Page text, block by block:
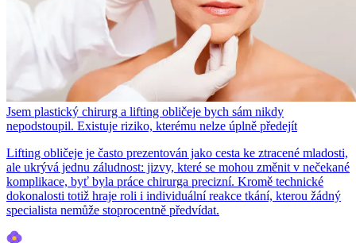
Jsem plastický chirurg a lifting obličeje bych sám nikdy
nepodstoupil. Existuje riziko, kterému nelze úplně předejít
Lifting obličeje je často prezentován jako cesta ke ztracené mladosti,
ale ukrývá jednu záludnost: jizvy, které se mohou změnit v nečekané
komplikace, byť byla práce chirurga precizní. Kromě technické
dokonalosti totiž hraje roli i individuální reakce tkání, kterou žádný
specialista nemůže stoprocentně předvídat.